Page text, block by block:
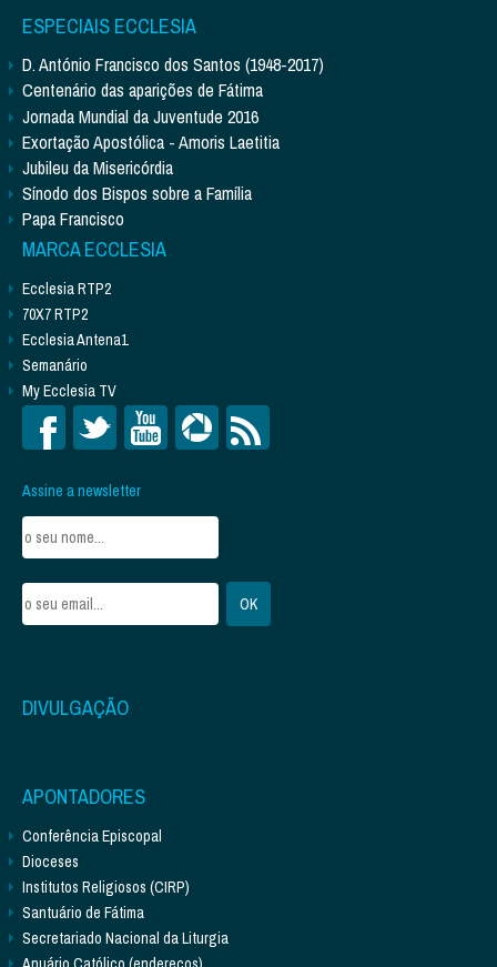
ESPECIAIS ECCLESIA
D. António Francisco dos Santos (1948-2017)
Centenário das aparições de Fátima
Jornada Mundial da Juventude 2016
Exortação Apostólica - Amoris Laetitia
Jubileu da Misericórdia
Sínodo dos Bispos sobre a Família
Papa Francisco
MARCA ECCLESIA
Ecclesia RTP2
70X7 RTP2
Ecclesia Antena1
Semanário
My Ecclesia TV
Assine a newsletter
DIVULGAÇÃO
APONTADORES
Conferência Episcopal
Dioceses
Institutos Religiosos (CIRP)
Santuário de Fátima
Secretariado Nacional da Liturgia